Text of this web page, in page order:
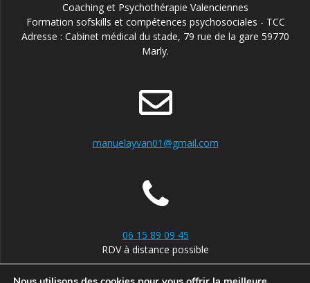
Coaching et Psychothérapie Valenciennes
Formation sofskills et compétences psychosociales - TCC
Adresse : Cabinet médical du stade, 79 rue de la gare 59770
Marly.
manuelayvan01@gmail.com
06 15 89 09 45
RDV à distance possible